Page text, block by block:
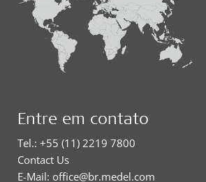
Entre em contato
Tel.: +55 (11) 2219 7800
Contact Us
E-Mail: office@br.medel.com